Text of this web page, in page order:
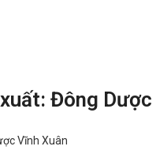
Đông Dược
Vĩnh Xuân